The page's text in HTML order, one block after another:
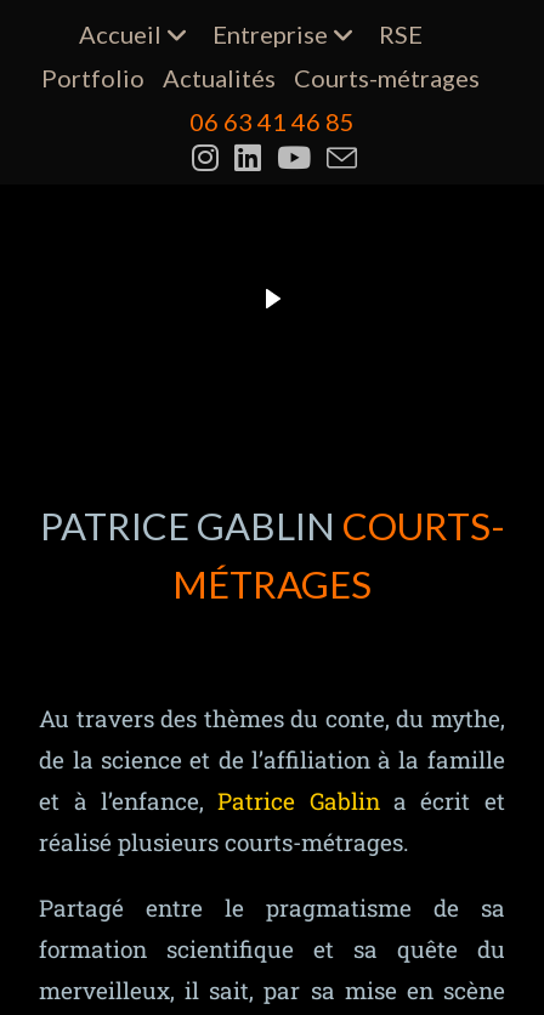
Accueil Entreprise
RSE
Portfolio
Actualités
Courts-métrages
06 63 41 46 85
PATRICE GABLIN COURTS-
MÉTRAGES
Au travers des thèmes du conte, du mythe,
de la science et de l’affiliation à la famille
et à l’enfance,Patrice Gablina écrit et
réalisé plusieurs courts-métrages.
Partagé entre le pragmatisme de sa
formation scientifique et sa quête du
merveilleux, il sait, par sa mise en scène